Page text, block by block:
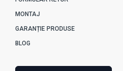
MONTAJ
GARANȚIE PRODUSE
BLOG